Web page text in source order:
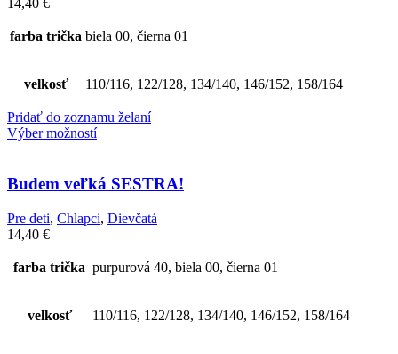
14,40 €
farba trička biela 00, čierna 01
velkosť 110/116, 122/128, 134/140, 146/152, 158/164
Pridať do zoznamu želaní
Výber možností
Budem veľká SESTRA!
Pre deti, Chlapci, Dievčatá
14,40 €
farba trička purpurová 40, biela 00, čierna 01
velkosť 110/116, 122/128, 134/140, 146/152, 158/164